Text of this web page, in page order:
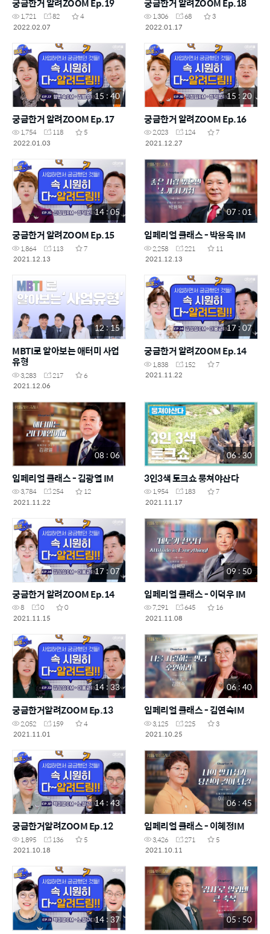
1,721 82
4
2022.02.07
1,306 68
3
2022.01.17
15 : 40
궁금한거 알려ZOOM Ep.17
1,754 118
5
2022.01.03
15 : 20
궁금한거 알려ZOOM Ep.16
2,023 124
7
2021.12.27
14 : 05
궁금한거 알려ZOOM Ep.15
1,864 113
7
2021.12.13
07 : 01
임페리얼 클래스 - 박용옥 IM
2,258 221
11
2021.12.13
12 : 15
MBTI로 알아보는 애터미 사업
유형
3,283 217
6
2021.12.06
17 : 07
궁금한거 알려ZOOM Ep.14
1,838 152
7
2021.11.22
08 : 06
임페리얼 클래스 - 김광열 IM
3,784 254
12
2021.11.22
06 : 30
3인3색 토크쇼 뭉쳐야산다
1,954 183
7
2021.11.17
17 : 07
궁금한거 알려ZOOM Ep.14
8 0
0
2021.11.15
09 : 50
임페리얼 클래스 - 이덕우 IM
7,291 645
16
2021.11.08
14 : 33
궁금한거알려ZOOM Ep.13
2,052 159
4
2021.11.01
06 : 40
임페리얼 클래스 - 김연숙IM
3,125 225
3
2021.10.25
14 : 43
궁금한거알려ZOOM Ep.12
1,895 136
5
2021.10.18
06 : 45
임페리얼 클래스 - 이혜정IM
3,426 271
5
2021.10.11
14 : 37 05 : 50